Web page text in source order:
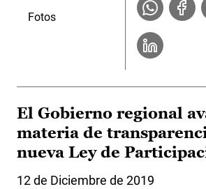
Fotos
El Gobierno regional
materia de
nueva Ley de
12 de Diciembre de 2019